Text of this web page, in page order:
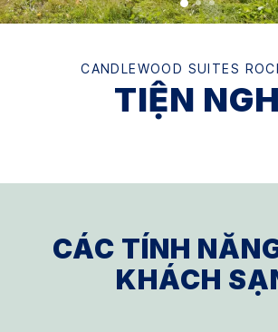
CANDLEWOOD SUITES
TIỆN
CÁC TÍNH
KHÁCH